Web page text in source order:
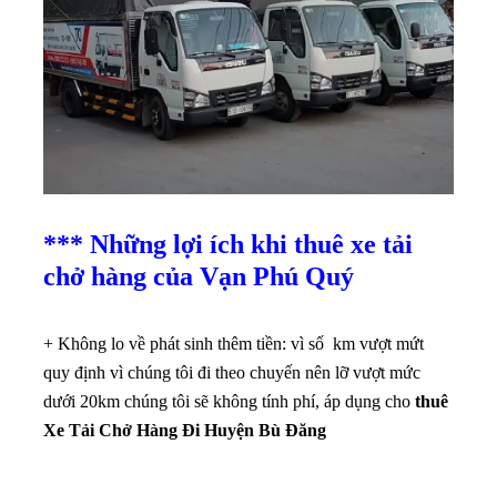
*** Những lợi ích khi thuê xe tải
chở hàng của Vạn Phú Quý
+ Không lo về phát sinh thêm tiền: vì số km vượt mứt
quy định vì chúng tôi đi theo chuyến nên lỡ vượt mức
dưới 20km chúng tôi sẽ không tính phí, áp dụng cho thuê
Xe Tải Chở Hàng Đi Huyện Bù Đăng